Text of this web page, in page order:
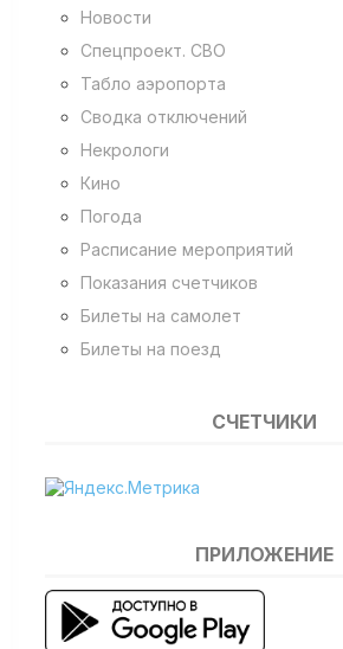
Новости
Спецпроект. СВО
Табло аэропорта
Сводка отключений
Некрологи
Кино
Погода
Расписание мероприятий
Показания счетчиков
Билеты на самолет
Билеты на поезд
СЧЕТЧИКИ
ПРИЛОЖЕНИЕ